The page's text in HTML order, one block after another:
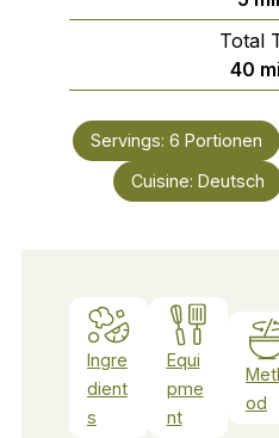
Total
40
Servings: 6 Portionen
Cuisine: Deutsch
Ingre
dient
s
Equi
pme
nt
od